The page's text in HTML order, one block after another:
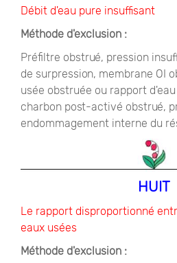
Débit d'eau pure insuffisant
Méthode d'exclusion :
Préfiltre obstrué, pression
de surpression, membrane OI
usée obstruée ou rapport
charbon post-activé obstrué,
endommagement interne du
HUIT
Le rapport disproportionné
eaux usées
Méthode d'exclusion :